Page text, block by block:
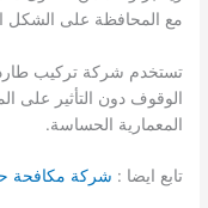
مع المحافظة على الشكل
تستخدم شركة تركيب طارد
الوقوف دون التأثير على
المعمارية الحساسة.
تابع ايضا : شركة مكافحة